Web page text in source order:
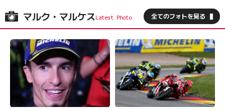
マルク・マルケス 全てのフォトを見る